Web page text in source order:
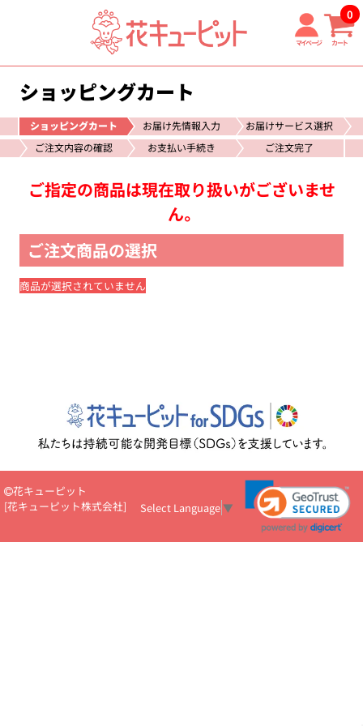
マイページ カート
0
ショッピングカート
ショッピングカート お届け先情報入力
お届けサービス選択
ご注文内容の確認
お支払い手続き ご注文完了
ご指定の商品は現在取り扱いがございませ
ん。
ご注文商品の選択
商品が選択されていません
花キューピット
[花キューピット株式会社] Select Language▼